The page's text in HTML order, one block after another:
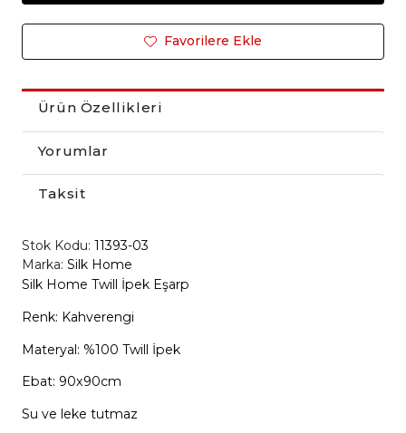
Favorilere Ekle
Ürün Özellikleri
Yorumlar
Taksit
Stok Kodu: 11393-03
Marka: Silk Home
Silk Home Twill İpek Eşarp
Renk: Kahverengi
Materyal: %100 Twill İpek
Ebat: 90x90cm
Su ve leke tutmaz